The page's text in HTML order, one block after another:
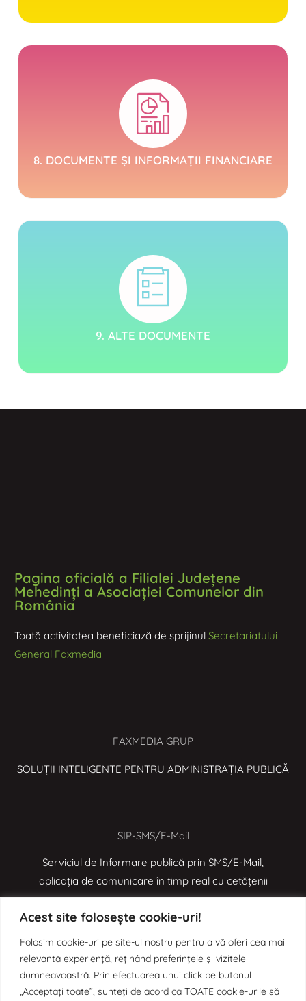
Acest site folosește cookie-uri!
Folosim cookie-uri pe site-ul nostru pentru a vă oferi cea mai
relevantă experiență, reținând preferințele și vizitele
dumneavoastră. Prin efectuarea unui click pe butonul
„Acceptați toate”, sunteți de acord ca TOATE cookie-urile să
8. DOCUMENTE ȘI INFORMAȚII FINANCIARE
9. ALTE DOCUMENTE
Pagina oficială a Filialei Județene
Mehedinți a Asociației Comunelor din
România
Toată activitatea beneficiază de sprijinulSecretariatului
General Faxmedia
FAXMEDIA GRUP
SOLUȚII INTELIGENTE PENTRU ADMINISTRAȚIA PUBLICĂ
SIP-SMS/E-Mail
Serviciul de Informare publică prin SMS/E-Mail,
aplicația de comunicare în timp real cu cetățenii
e-MOL
Aplicația de digitalizare a proceselor administrative
prin Monitorul Oficial Local